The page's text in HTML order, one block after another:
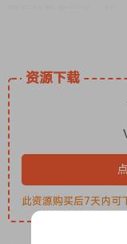
惊叹，是Synthogy最
Ivory II American
前版本的Ivory。当然
到他们当前的音库中
长期的Ivory用户，
必备的乐器。
功能：
– 1951 年纽约斯坦威
广而甄选
资源下载
此资源购买后7天内可